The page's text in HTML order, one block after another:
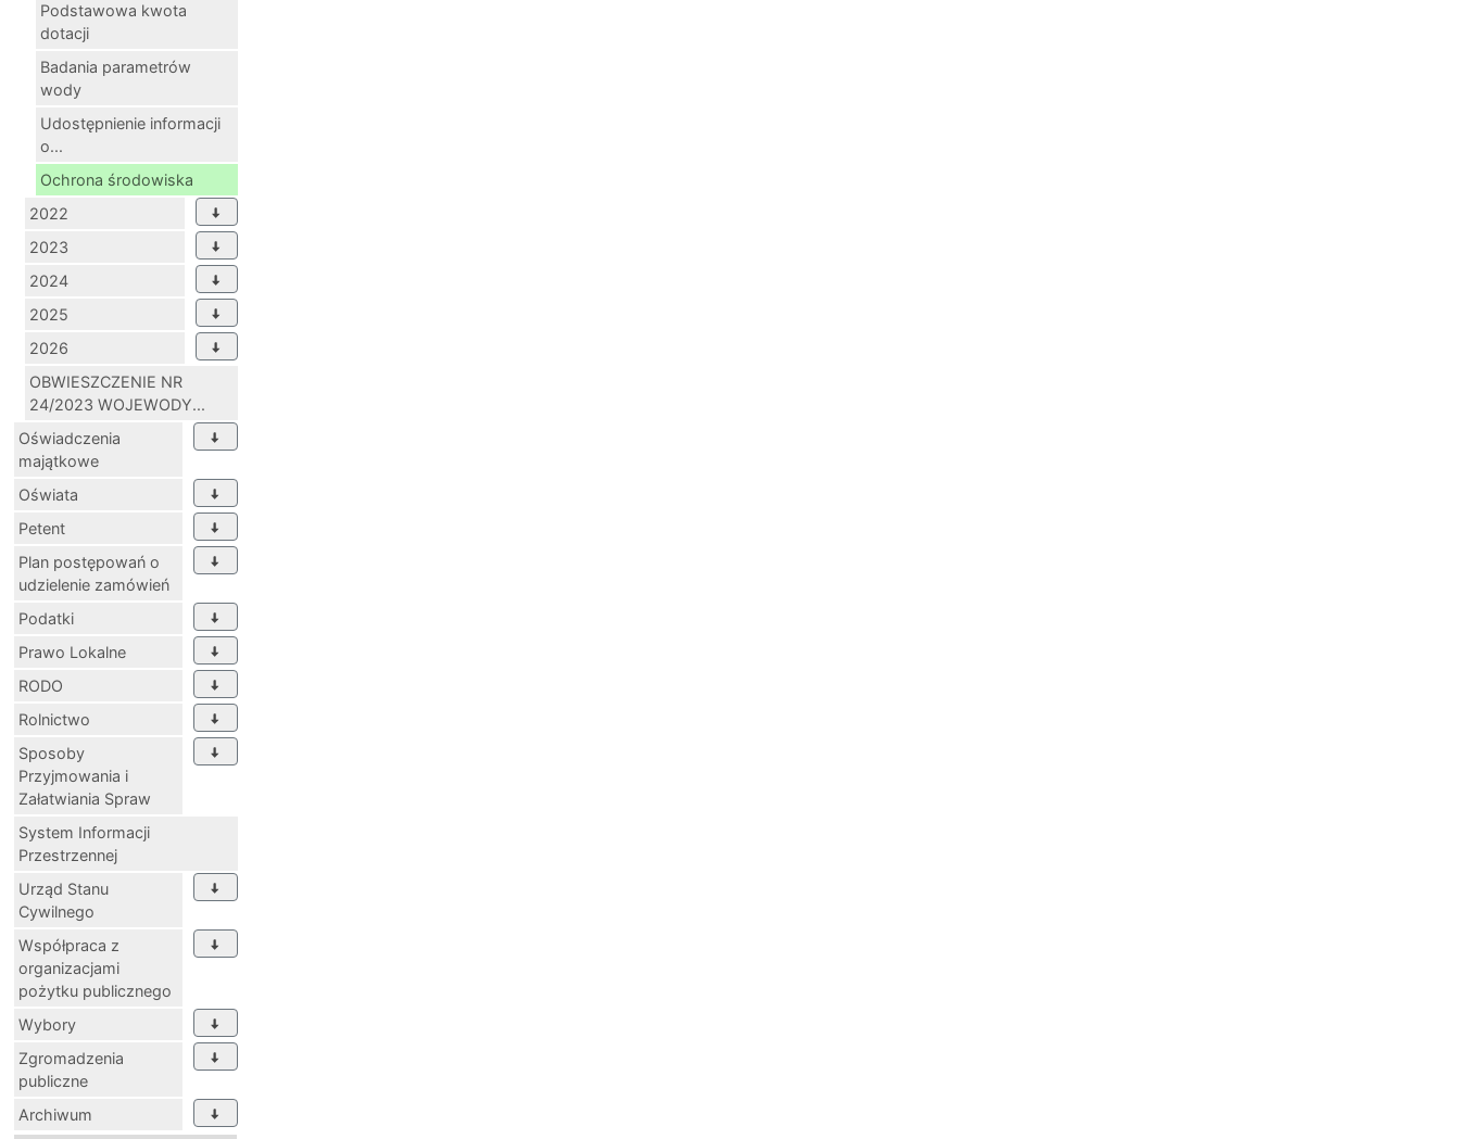
Podstawowa kwota
dotacji
Badania parametrów
wody
Udostępnienie informacji
o...
Ochrona środowiska
2022
2023
2024
2025
2026
OBWIESZCZENIE NR
24/2023 WOJEWODY...
Oświadczenia
majątkowe
Oświata
Petent
Plan postępowań o
udzielenie zamówień
Podatki
Prawo Lokalne
RODO
Rolnictwo
Sposoby
Przyjmowania i
Załatwiania Spraw
System Informacji
Przestrzennej
Urząd Stanu
Cywilnego
Współpraca z
organizacjami
pożytku publicznego
Wybory
Zgromadzenia
publiczne
Archiwum